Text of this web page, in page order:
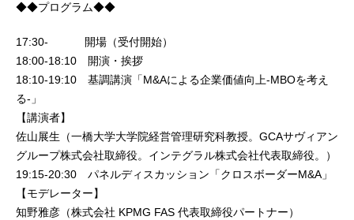
◆◆プログラム◆◆
17:30- 開場（受付開始）
18:00-18:10 開演・挨拶
18:10-19:10 基調講演「M&Aによる企業価値向上-MBOを考え
る-」
【講演者】
佐山展生（一橋大学大学院経営管理研究科教授。GCAサヴィアン
グループ株式会社取締役。インテグラル株式会社代表取締役。）
19:15-20:30 パネルディスカッション「クロスボーダーM&A」
【モデレーター】
知野雅彦（株式会社 KPMG FAS 代表取締役パートナー）